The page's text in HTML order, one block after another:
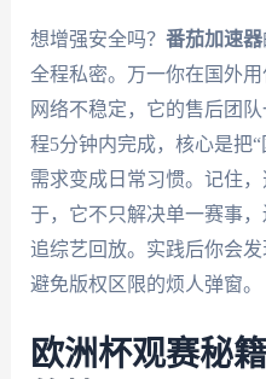
想增强安全吗？ 番茄加速器
全程私密。万一你在国外
网络不稳定，它的售后团
程5分钟内完成，核心是把
需求变成日常习惯。记住
于，它不只解决单一赛事
追综艺回放。实践后你会发
避免版权区限的烦人弹窗。
欧洲杯观赛秘